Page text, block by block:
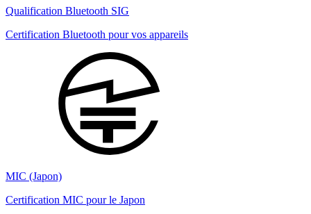
Qualification Bluetooth SIG
Certification Bluetooth pour vos appareils
MIC (Japon)
Certification MIC pour le Japon